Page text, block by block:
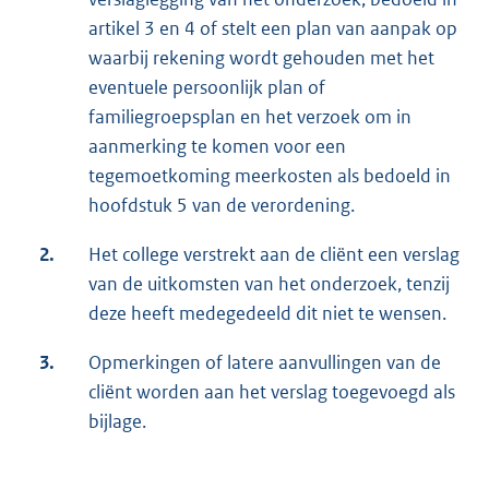
artikel 3 en 4 of stelt een plan van aanpak op
waarbij rekening wordt gehouden met het
eventuele persoonlijk plan of
familiegroepsplan en het verzoek om in
aanmerking te komen voor een
tegemoetkoming meerkosten als bedoeld in
hoofdstuk 5 van de verordening.
2.
Het college verstrekt aan de cliënt een verslag
van de uitkomsten van het onderzoek, tenzij
deze heeft medegedeeld dit niet te wensen.
3.
Opmerkingen of latere aanvullingen van de
cliënt worden aan het verslag toegevoegd als
bijlage.